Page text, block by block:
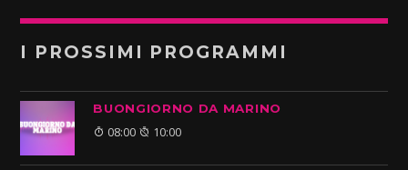
I PROSSIMI PROGRAMMI
BUONGIORNO DA MARINO
08:00 10:00